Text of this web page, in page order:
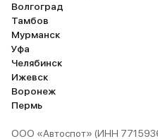
Волгоград
Тамбов
Мурманск
Уфа
Челябинск
Ижевск
Воронеж
Пермь
ООО «Автоспот» (ИНН